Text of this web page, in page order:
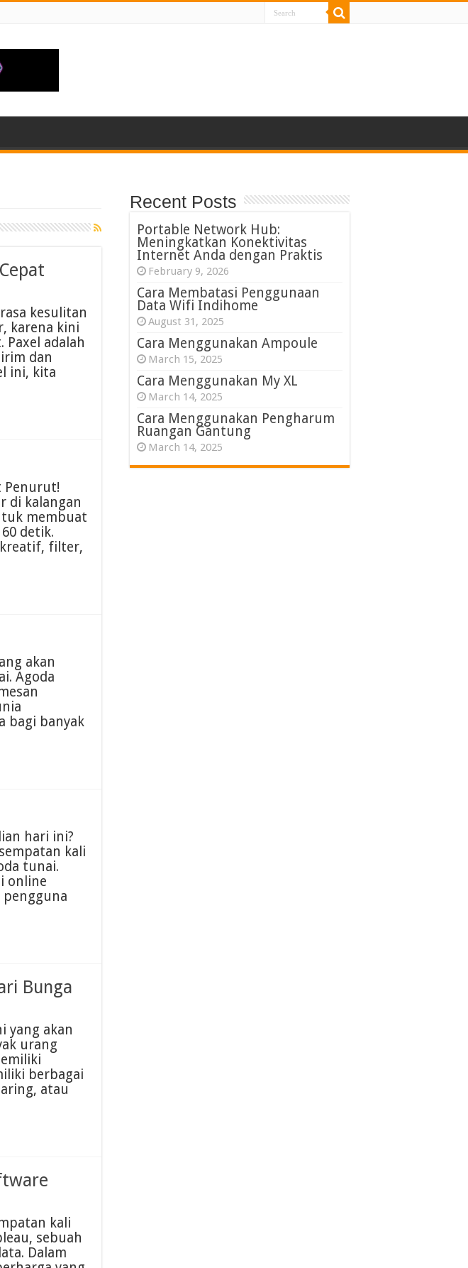
kesulitan
karena kini
adalah
dan
ini, kita
Penurut!
di kalangan
membuat
detik.
filter,
akan
Agoda
bagi banyak
hari ini?
kali
tunai.
online
Bunga
yang akan
urang
berbagai
atau
kali
sebuah
Dalam
Recent Posts
Portable Network Hub:
Meningkatkan Konektivitas
Internet Anda dengan Praktis
February 9, 2026
Cara Membatasi Penggunaan
Data Wifi Indihome
August 31, 2025
Cara Menggunakan Ampoule
March 15, 2025
Cara Menggunakan My XL
March 14, 2025
Cara Menggunakan Pengharum
Ruangan Gantung
March 14, 2025